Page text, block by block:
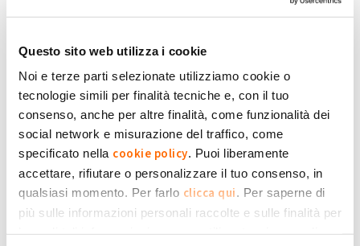
Questo sito web utilizza i cookie
Noi e terze parti selezionate utilizziamo cookie o
tecnologie simili per finalità tecniche e, con il tuo
consenso, anche per altre finalità, come funzionalità dei
social network e misurazione del traffico, come
specificato nella cookie policy. Puoi liberamente
accettare, rifiutare o personalizzare il tuo consenso, in
qualsiasi momento. Per farlo clicca qui. Per saperne di
più sulle informazioni personali raccolte e sulle finalità per
le quali tali informazioni saranno utilizzate, si prega di
Accedioregistrati per inserire commenti.
Mer, 06/09/2023 - 09:05
Roberto.ascea
Ma è vero che lo scambio sul posto
terminerà nel 2024?
Salve. Ho letto (ma forse ho capito male) che la formula SSP
terminerà il prossimo anno e resterà solo il ritiro
dedicato...che viene pagato circa 1/3 dell'ssp! Ma è vero questo fatto e a
chi si applica, a tutti o solo ai nuovi impianti?